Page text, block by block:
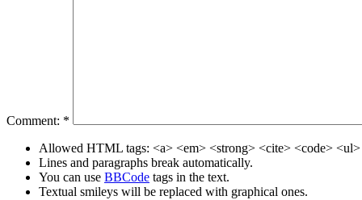
Comment: *
Allowed HTML tags: <a> <em> <strong> <cite> <code>
Lines and paragraphs break automatically.
You can use BBCode tags in the text.
Textual smileys will be replaced with graphical ones.